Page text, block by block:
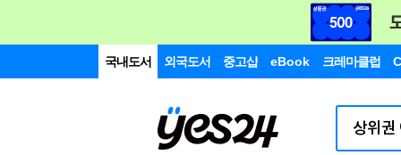
국내도서 외국도서 중고샵 eBook 크레마클럽